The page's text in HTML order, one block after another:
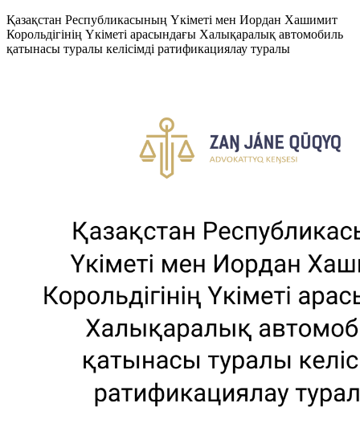
Қазақстан Республикасының Үкіметі мен Иордан Хашимит
Корольдігінің Үкіметі арасындағы Халықаралық автомобиль
қатынасы туралы келісімді ратификациялау туралы